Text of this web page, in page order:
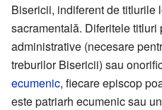
Bisericii, indiferent de titlurile
sacramentală. Diferitele titluri
administrative (necesare
treburilor Bisericii) sau
ecumenic, fiecare episcop
este patriarh ecumenic sau